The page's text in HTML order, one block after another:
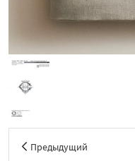
Предыдущий